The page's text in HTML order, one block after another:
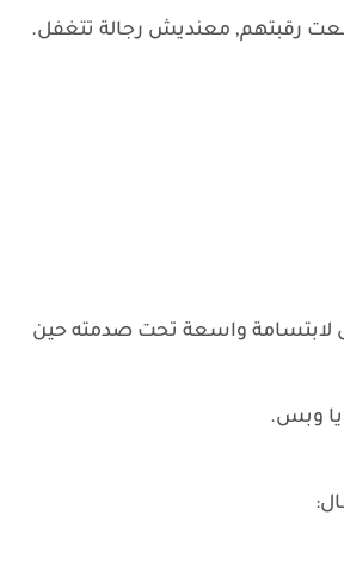
رقبتهم, معنديش رجالة تتغفل.
لابتسامة واسعة تحت صدمته حين
وبس.